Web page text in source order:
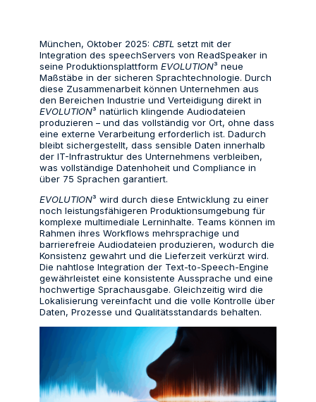
München, Oktober 2025: CBTL setzt mit der
Integration des speechServers von ReadSpeaker in
seine Produktionsplattform EVOLUTION³ neue
Maßstäbe in der sicheren Sprachtechnologie. Durch
diese Zusammenarbeit können Unternehmen aus
den Bereichen Industrie und Verteidigung direkt in
EVOLUTION³ natürlich klingende Audiodateien
produzieren – und das vollständig vor Ort, ohne dass
eine externe Verarbeitung erforderlich ist. Dadurch
bleibt sichergestellt, dass sensible Daten innerhalb
der IT-Infrastruktur des Unternehmens verbleiben,
was vollständige Datenhoheit und Compliance in
über 75 Sprachen garantiert.
EVOLUTION³ wird durch diese Entwicklung zu einer
noch leistungsfähigeren Produktionsumgebung für
komplexe multimediale Lerninhalte. Teams können im
Rahmen ihres Workflows mehrsprachige und
barrierefreie Audiodateien produzieren, wodurch die
Konsistenz gewahrt und die Lieferzeit verkürzt wird.
Die nahtlose Integration der Text-to-Speech-Engine
gewährleistet eine konsistente Aussprache und eine
hochwertige Sprachausgabe. Gleichzeitig wird die
Lokalisierung vereinfacht und die volle Kontrolle über
Daten, Prozesse und Qualitätsstandards behalten.